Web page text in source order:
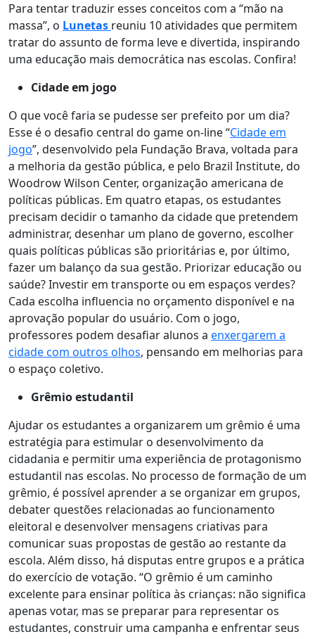
Para tentar traduzir esses conceitos com a “mão na
massa”, o Lunetas reuniu 10 atividades que permitem
tratar do assunto de forma leve e divertida, inspirando
uma educação mais democrática nas escolas. Confira!
Cidade em jogo
O que você faria se pudesse ser prefeito por um dia?
Esse é o desafio central do game on-line “Cidade em
jogo”, desenvolvido pela Fundação Brava, voltada para
a melhoria da gestão pública, e pelo Brazil Institute, do
Woodrow Wilson Center, organização americana de
políticas públicas. Em quatro etapas, os estudantes
precisam decidir o tamanho da cidade que pretendem
administrar, desenhar um plano de governo, escolher
quais políticas públicas são prioritárias e, por último,
fazer um balanço da sua gestão. Priorizar educação ou
saúde? Investir em transporte ou em espaços verdes?
Cada escolha influencia no orçamento disponível e na
aprovação popular do usuário. Com o jogo,
professores podem desafiar alunos a enxergarem a
cidade com outros olhos, pensando em melhorias para
o espaço coletivo.
Grêmio estudantil
Ajudar os estudantes a organizarem um grêmio é uma
estratégia para estimular o desenvolvimento da
cidadania e permitir uma experiência de protagonismo
estudantil nas escolas. No processo de formação de um
grêmio, é possível aprender a se organizar em grupos,
debater questões relacionadas ao funcionamento
eleitoral e desenvolver mensagens criativas para
comunicar suas propostas de gestão ao restante da
escola. Além disso, há disputas entre grupos e a prática
do exercício de votação. “O grêmio é um caminho
excelente para ensinar política às crianças: não significa
apenas votar, mas se preparar para representar os
estudantes, construir uma campanha e enfrentar seus